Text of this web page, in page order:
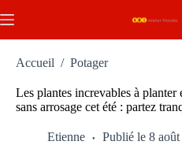
au
Accueil / Potager
Les plantes increvables à
sans arrosage cet été : partez
Etienne Publié le 8